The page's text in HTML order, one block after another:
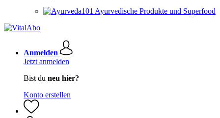
Ayurvedische Produkte und Superfood
Anmelden
Jetzt anmelden
Bist du neu hier?
Konto erstellen